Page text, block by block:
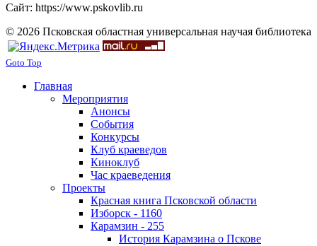
Сайт: https://www.pskovlib.ru
© 2026 Псковская областная универсальная научая библиотека
Goto Top
Главная
Мероприятия
Анонсы
События
Конкурсы
Клуб краеведов
Киноклуб
Час краеведения
Проекты
Красная книга Псковской области
Изборск - 1160
Карамзин - 255
История Карамзина о Пскове